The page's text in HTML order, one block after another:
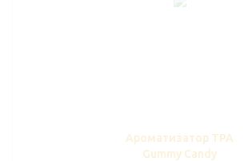
Ароматизатор TPA
Gummy Candy